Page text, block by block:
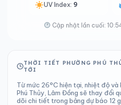
UV Index: 9
Cập nhật lần cuối:
THỜI TIẾT PHƯỜNG PHÚ
TỚI
Từ mức 26°C hiện tại, nhiệt độ và
Phú Thủy, Lâm Đồng sẽ thay đổi
dõi chi tiết trong bảng dự báo 12